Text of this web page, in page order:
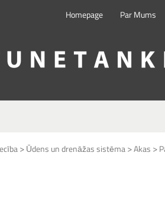
Homepage Par Mums
> Ūdens un drenāžas sistēma >Akas >